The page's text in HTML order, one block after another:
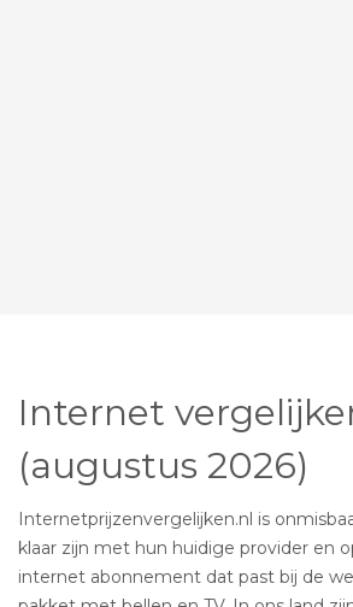
Internet
(augustus 2026)
Internetprijzenvergelijken.nl is
klaar zijn met hun huidige provider en
internet abonnement dat past bij de